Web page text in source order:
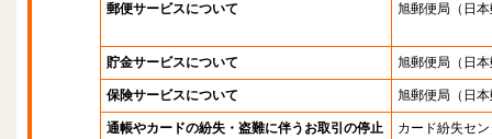
郵便サービスについて 旭郵便局 （日
貯金サービスについて 旭郵便局 （日
保険サービスについて 旭郵便局 （日
通帳やカードの紛失・盗難に伴うお取引の停止 カード紛失セ